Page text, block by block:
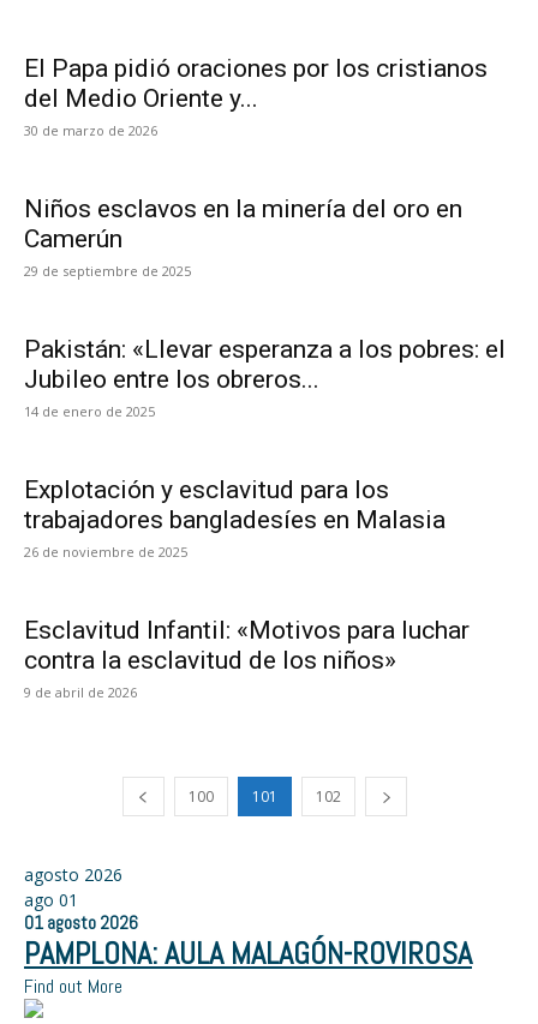
El Papa pidió oraciones por los cristianos
del Medio Oriente y...
30 de marzo de 2026
Niños esclavos en la minería del oro en
Camerún
29 de septiembre de 2025
Pakistán: «Llevar esperanza a los pobres: el
Jubileo entre los obreros...
14 de enero de 2025
Explotación y esclavitud para los
trabajadores bangladesíes en Malasia
26 de noviembre de 2025
Esclavitud Infantil: «Motivos para luchar
contra la esclavitud de los niños»
9 de abril de 2026
100 101 102
agosto 2026
ago 01
01 agosto 2026
PAMPLONA: AULA MALAGÓN-ROVIROSA
Find out More